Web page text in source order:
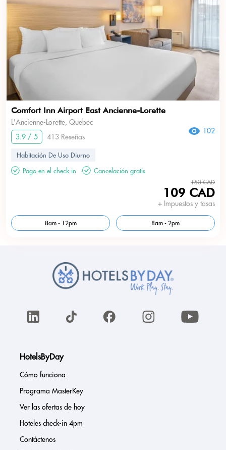
Comfort Inn Airport East Ancienne-Lorette
L'Ancienne-Lorette, Quebec
3.9 / 5
413 Reseñas
102
Habitación De Uso Diurno
Pago en el check-in
Cancelación gratis
153 CAD
109 CAD
+ Impuestos y tasas
8am - 12pm 8am - 2pm
HotelsByDay
Cómo funciona
Programa MasterKey
Ver las ofertas de hoy
Hoteles check-in 4pm
Contáctenos